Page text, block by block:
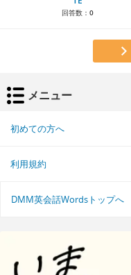
回答数： 0
メニュー
初めての方へ
利用規約
DMM英会話Wordsトップへ